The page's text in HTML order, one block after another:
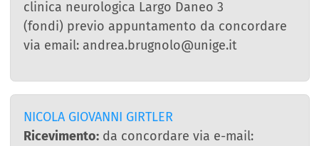
clinica neurologica Largo Daneo 3
(fondi) previo appuntamento da concordare
via email: andrea.brugnolo@unige.it
NICOLA GIOVANNI GIRTLER
Ricevimento:da concordare via e-mail: